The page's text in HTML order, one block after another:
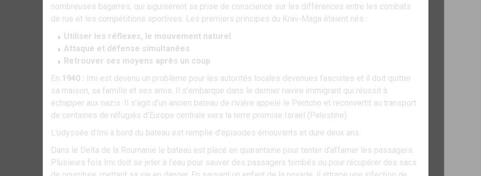
nombreuses bagarres, qui aiguisèrent sa prise de conscience sur les différences entre les combats
de rue et les compétitions sportives. Les premiers principes du Krav-Maga étaient nés :
Utiliser les réflexes, le mouvement naturel
Attaque et défense simultanées
Retrouver ses moyens après un coup
En 1940 : Imi est devenu un problème pour les autorités locales devenues fascistes et il doit quitter
sa maison, sa famille et ses amis. Il s’embarque dans le dernier navire immigrant qui réussit à
échapper aux nazis. Il s’agit d’un ancien bateau de rivière appelé le Pentcho et reconvertit au transport
de centaines de réfugiés d’Europe centrale vers la terre promise Israël (Palestine).
L’odyssée d’Imi à bord du bateau est remplie d’épisodes émouvants et dure deux ans.
Dans le Delta de la Roumanie le bateau est placé en quarantaine pour tenter d’affamer les passagers.
Plusieurs fois Imi doit se jeter à l’eau pour sauver des passagers tombés ou pour récupérer des sacs